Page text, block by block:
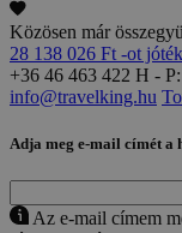
Közösen már
28 138 026 Ft -ot
+36 46 463 422 H -
info@travelking.hu
Adja meg e-mail címét
Az e-mail címem